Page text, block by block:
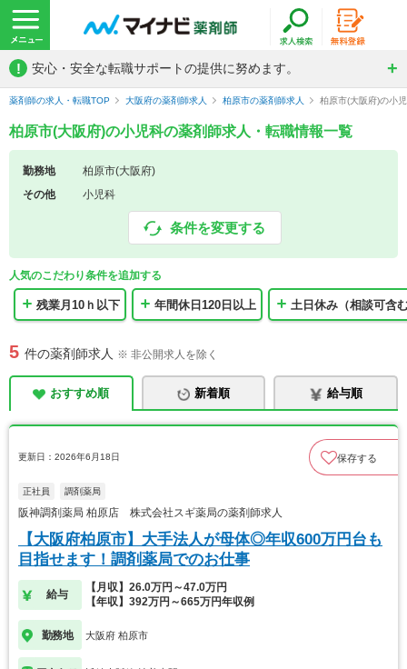
! 安心・安全な転職サポートの提供に努めます。
薬剤師の求人・転職TOP 大阪府の薬剤師求人 柏原市の薬剤師求人 柏原市(大阪府)の小
柏原市(大阪府)の小児科の薬剤師求人・転職情報一覧
勤務地
柏原市(大阪府)
その他
小児科
条件を変更する
人気のこだわり条件を追加する
残業月10ｈ以下 年間休日120日以上 土日休み（相談可含
5 件の薬剤師求人 ※ 非公開求人を除く
おすすめ順 新着順 給与順
更新日：2026年6月18日 保存する
正社員 調剤薬局
阪神調剤薬局 柏原店 株式会社スギ薬局の薬剤師求人
【大阪府柏原市】大手法人が母体◎年収600万円台も
目指せます！調剤薬局でのお仕事
給与
【月収】26.0万円～47.0万円
【年収】392万円～665万円年収例
勤務地 大阪府 柏原市